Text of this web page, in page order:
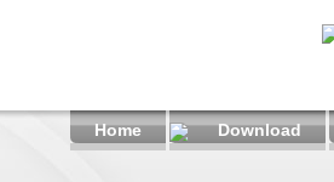
Home Download